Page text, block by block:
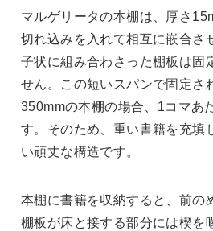
マルゲリータの本棚は、厚さ
切れ込みを入れて相互に嵌合さ
子状に組み合わさった棚板は固
せん。この短いスパンで固定さ
350mmの本棚の場合、1コマあ
す。そのため、重い書籍を充填
い頑丈な構造です。
本棚に書籍を収納すると、前の
棚板が床と接する部分には楔を